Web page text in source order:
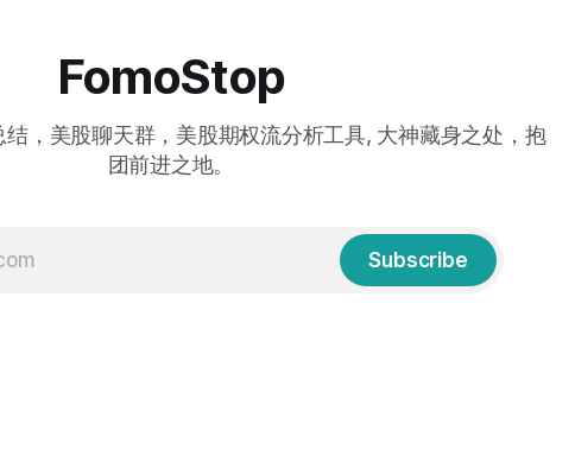
FomoStop
，美股聊天群，美股期权流分析工具, 大神藏身之处，抱
团前进之地。
Subscribe